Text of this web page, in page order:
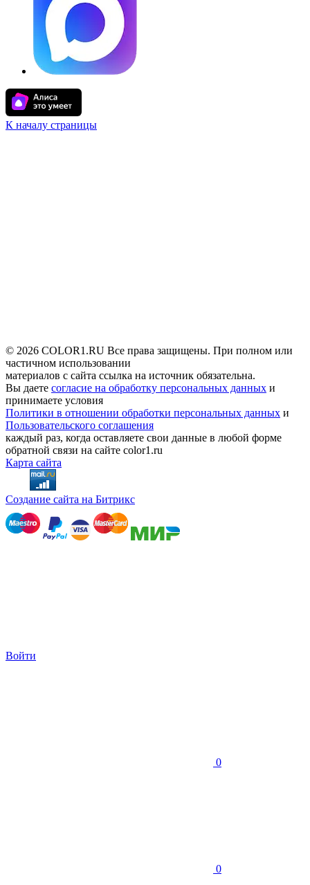
К началу страницы
© 2026 COLOR1.RU Все права защищены. При полном или
частичном использовании
материалов с сайта ссылка на источник обязательна.
Вы даете согласие на обработку персональных данных и
принимаете условия
Политики в отношении обработки персональных данных и
Пользовательского соглашения
каждый раз, когда оставляете свои данные в любой форме
обратной связи на сайте color1.ru
Карта сайта
Создание сайта на Битрикс
Войти
0
0